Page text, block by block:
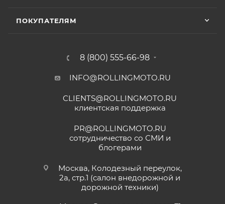
ПОКУПАТЕЛЯМ
8 (800) 555-66-98
INFO@ROLLINGMOTO.RU
CLIENTS@ROLLINGMOTO.RU
клиентская поддержка
PR@ROLLINGMOTO.RU
сотрудничество со СМИ и
блогерами
Москва, Колодезный переулок,
2а, стр.1 (салон внедорожной и
дорожной техники)